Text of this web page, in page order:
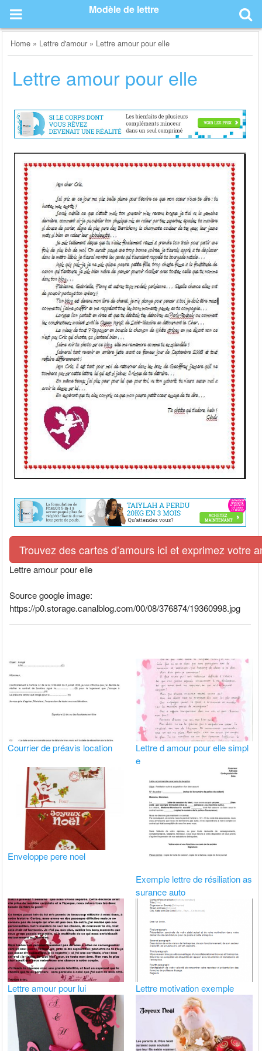
content
Modèle de lettre
Home » Lettre d'amour » Lettre amour pour elle
Lettre amour pour elle
Trouvez des cartes d’amours ici et exprimez votre
Lettre amour pour elle
Source google image:
https://p0.storage.canalblog.com/00/08/376874/19360998.jpg
Courrier de préavis location
Lettre d amour pour elle simpl
e
Enveloppe pere noel
Exemple lettre de résiliation as
surance auto
Lettre amour pour lui Lettre motivation exemple